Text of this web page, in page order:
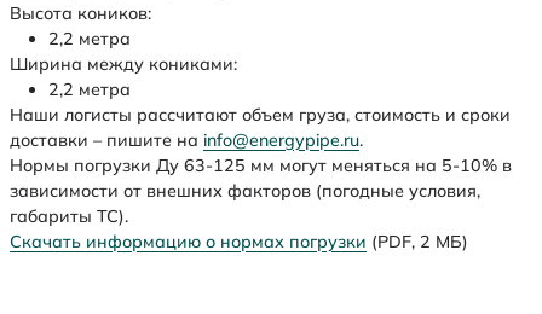
Высота коников:
2,2 метра
Ширина между кониками:
2,2 метра
Наши логисты рассчитают объем груза, стоимость и сроки
доставки – пишите на info@energypipe.ru.
Нормы погрузки Ду 63-125 мм могут меняться на 5-10% в
зависимости от внешних факторов (погодные условия,
габариты ТС).
Скачать информацию о нормах погрузки (PDF, 2 МБ)